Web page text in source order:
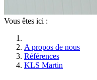
Vous êtes ici :
A propos de nous
Références
KLS Martin